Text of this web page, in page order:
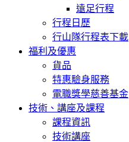
遠足行程
行程日歷
行山隊行程表下載
福利及優惠
貨品
特惠驗身服務
電職獎學慈善基金
技術、講座及課程
課程資訊
技術講座